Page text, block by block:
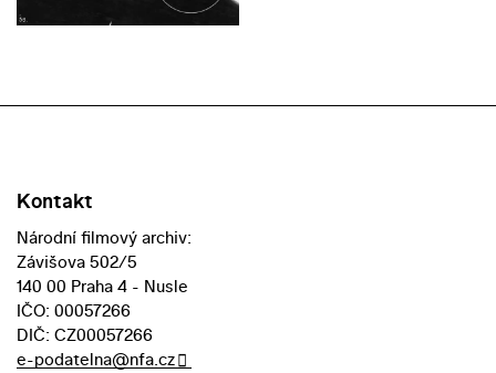
Kontakt
Národní filmový archiv:
Závišova 502/5
140 00 Praha 4 - Nusle
IČO: 00057266
DIČ: CZ00057266
e-podatelna@nfa.cz